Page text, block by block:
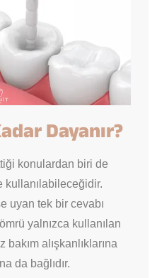
Dayanır?
konulardan biri de
kullanılabileceğidir.
uyan tek bir cevabı
yalnızca kullanılan
alışkanlıklarına
da bağlıdır.